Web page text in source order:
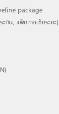
package
กัน, แพ็กเกจเช็กระยะ)